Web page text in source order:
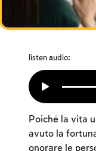
listen audio:
Poiché la vita
avuto la
onorare le